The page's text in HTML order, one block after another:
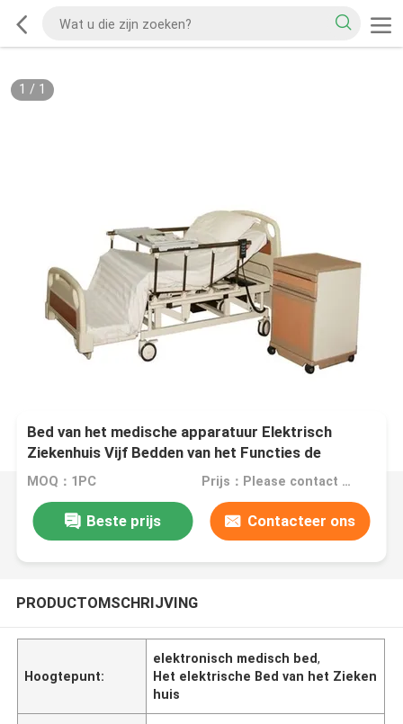
1 / 1
Bed van het medische apparatuur Elektrisch
Ziekenhuis Vijf Bedden van het Functies de
Regelbare Ziekenhuis
MOQ：1PC Prijs：Please contact with us
Beste prijs Contacteer ons
PRODUCTOMSCHRIJVING
Hoogtepunt:
elektronisch medisch bed,
Het elektrische Bed van het Zieken
huis